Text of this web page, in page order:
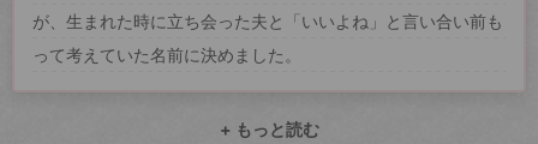
が、生まれた時に立ち会った夫と「いいよね」と言い合い前も
って考えていた名前に決めました。
+ もっと読む